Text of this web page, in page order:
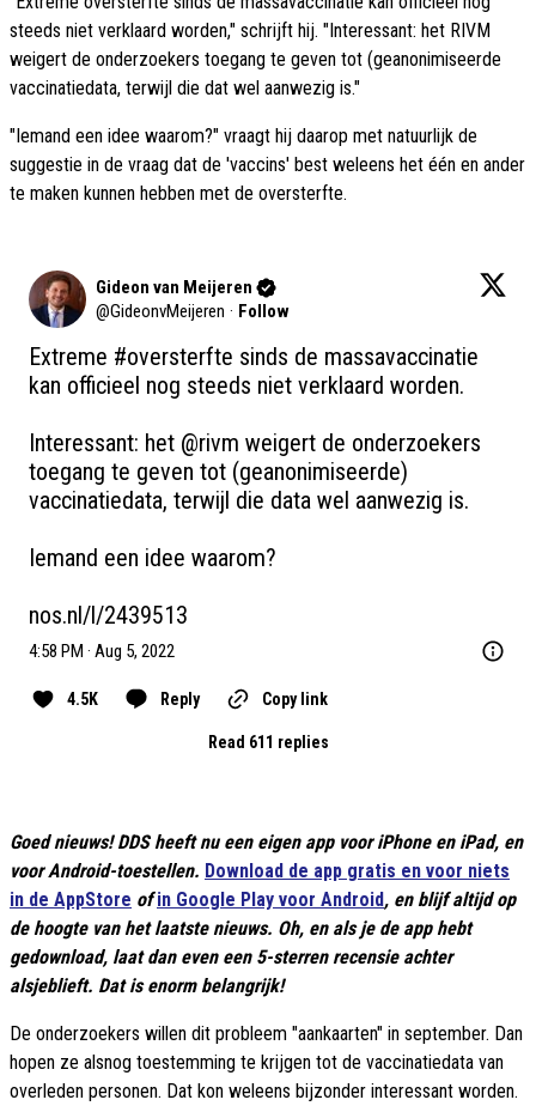
steeds niet verklaard worden," schrijft hij. "Interessant: het RIVM
weigert de onderzoekers toegang te geven tot (geanonimiseerde
vaccinatiedata, terwijl die dat wel aanwezig is."
"Iemand een idee waarom?" vraagt hij daarop met natuurlijk de
suggestie in de vraag dat de 'vaccins' best weleens het één en ander
te maken kunnen hebben met de oversterfte.
Gideon van Meijeren
@GideonvMeijeren · Follow
Extreme #oversterfte sinds de massavaccinatie
kan officieel nog steeds niet verklaard worden.
Interessant: het @rivm weigert de onderzoekers
toegang te geven tot (geanonimiseerde)
vaccinatiedata, terwijl die data wel aanwezig is.
Iemand een idee waarom?
nos.nl/l/2439513
4:58 PM · Aug 5, 2022
4.5K Reply Copy link
Read 611 replies
Goed nieuws! DDS heeft nu een eigen app voor iPhone en iPad, en
voor Android-toestellen. Download de app gratis en voor niets
in de AppStore ofin Google Play voor Android, en blijf altijd op
de hoogte van het laatste nieuws. Oh, en als je de app hebt
gedownload, laat dan even een 5-sterren recensie achter
alsjeblieft. Dat is enorm belangrijk!
De onderzoekers willen dit probleem "aankaarten" in september. Dan
hopen ze alsnog toestemming te krijgen tot de vaccinatiedata van
overleden personen. Dat kon weleens bijzonder interessant worden.